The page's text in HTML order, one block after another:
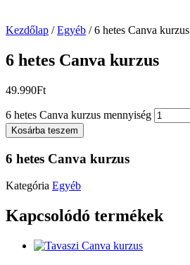
Kezdőlap /Egyéb / 6 hetes Canva kurzus
6 hetes Canva kurzus
49.990Ft
6 hetes Canva kurzus mennyiség
Kosárba teszem
6 hetes Canva kurzus
Kategória Egyéb
Kapcsolódó termékek